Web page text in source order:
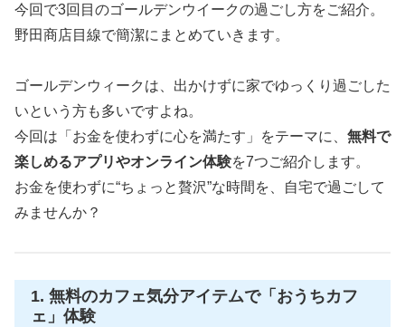
今回で3回目のゴールデンウイークの過ごし方をご紹介。
野田商店目線で簡潔にまとめていきます。
ゴールデンウィークは、出かけずに家でゆっくり過ごした
いという方も多いですよね。
今回は「お金を使わずに心を満たす」をテーマに、 無料で
楽しめるアプリやオンライン体験を7つご紹介します。
お金を使わずに“ちょっと贅沢”な時間を、自宅で過ごして
みませんか？
1. 無料のカフェ気分アイテムで「おうちカフ
ェ」体験